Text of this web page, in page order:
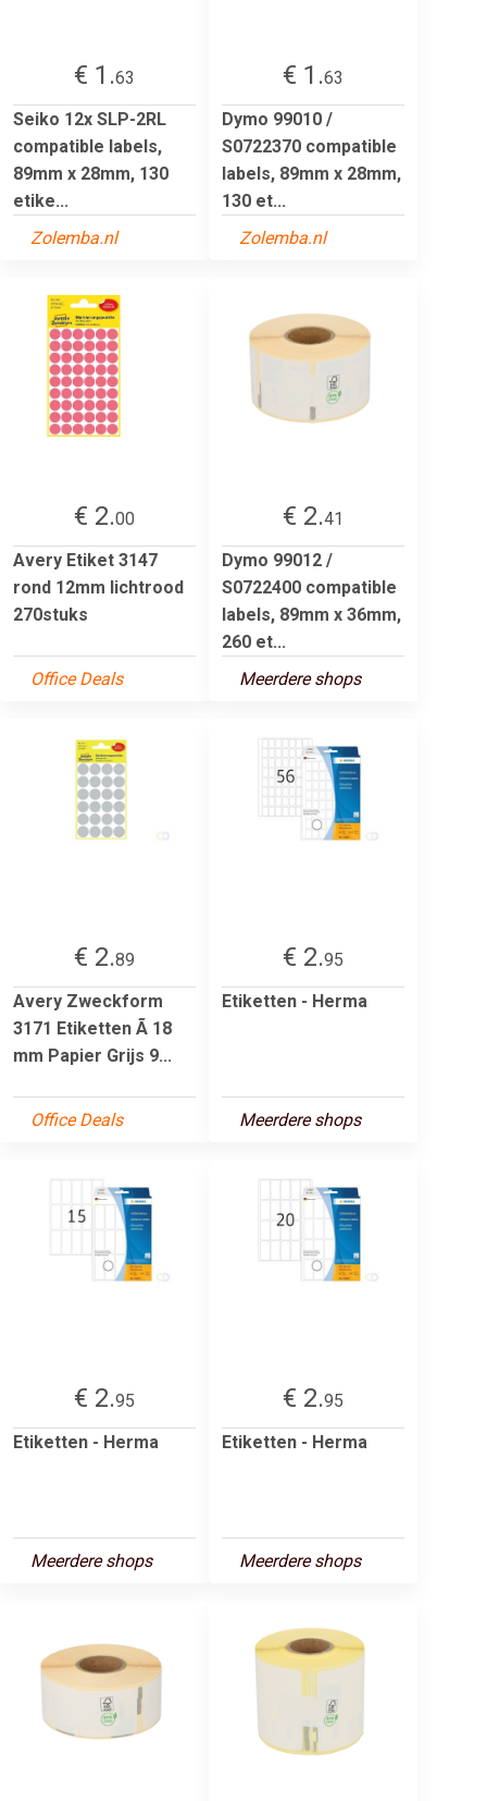
€ 1.63
Seiko 12x SLP-2RL
compatible labels,
89mm x 28mm, 130
etike...
Zolemba.nl
€ 1.63
Dymo 99010 /
S0722370 compatible
labels, 89mm x 28mm,
130 et...
Zolemba.nl
€ 2.00
Avery Etiket 3147
rond 12mm lichtrood
270stuks
Office Deals
€ 2.41
Dymo 99012 /
S0722400 compatible
labels, 89mm x 36mm,
260 et...
Meerdere shops
€ 2.89
Avery Zweckform
3171 Etiketten Ã 18
mm Papier Grijs 9...
Office Deals
€ 2.95
Etiketten - Herma
Meerdere shops
€ 2.95
Etiketten - Herma
Meerdere shops
€ 2.95
Etiketten - Herma
Meerdere shops